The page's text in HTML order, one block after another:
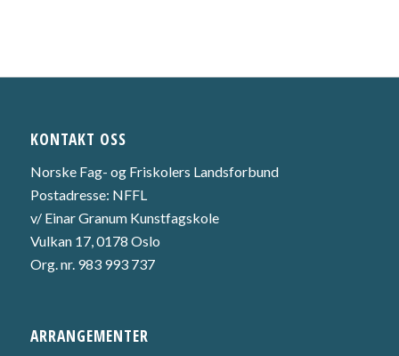
KONTAKT OSS
Norske Fag- og Friskolers Landsforbund
Postadresse: NFFL
v/ Einar Granum Kunstfagskole
Vulkan 17, 0178 Oslo
Org. nr. 983 993 737
ARRANGEMENTER